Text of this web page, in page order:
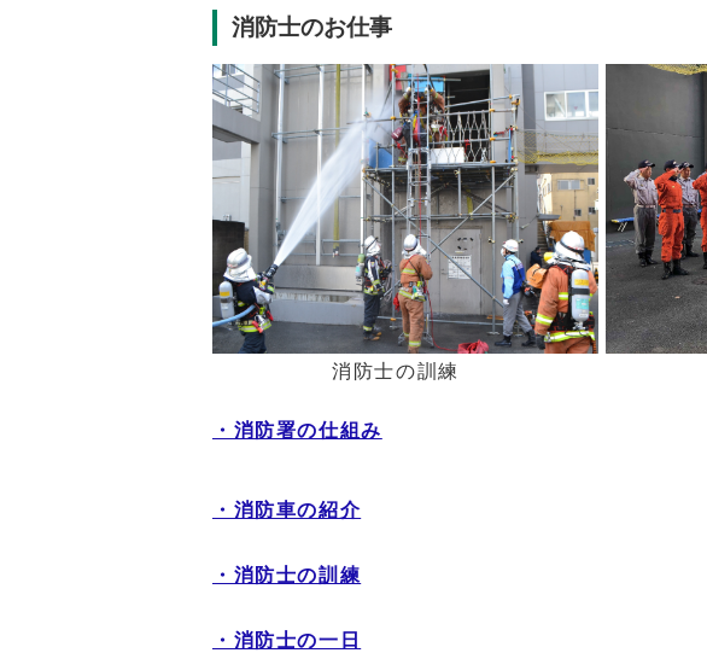
消防士のお仕事
消防士の訓練
・消防署の仕組み
・消防車の紹介
・消防士の訓練
・消防士の一日